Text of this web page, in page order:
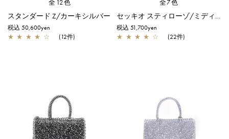
全12色
スタンダード Z/カーキシルバー
税込 50,600yen
★ ★ ★ ★ ☆ (12件)
全7色
税込 51,700yen
★ ★ ★ ★ ☆ (22件)